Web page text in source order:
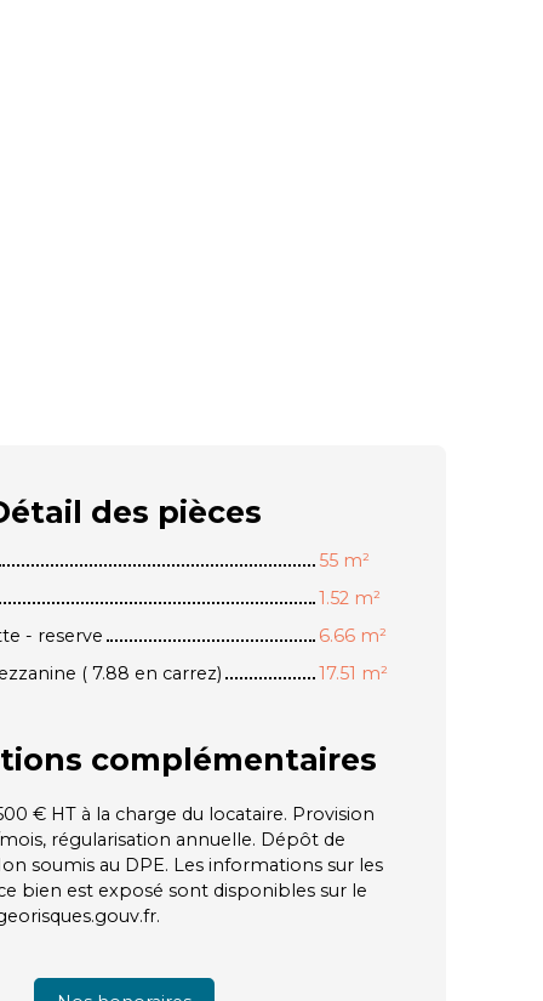
des pièces
55 m²
1.52 m²
- reserve
6.66 m²
( 7.88 en carrez)
17.51 m²
complémentaires
€ HT à la charge du locataire. Provision
régularisation annuelle. Dépôt de
soumis au DPE. Les informations sur les
bien est exposé sont disponibles sur le